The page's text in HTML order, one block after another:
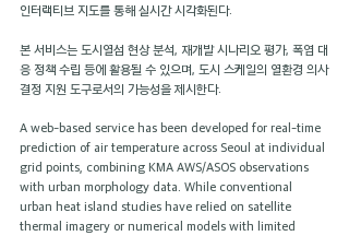
인터랙티브 지도를 통해 실시간 시각화된다.
본 서비스는 도시열섬 현상 분석, 재개발 시나리오 평가, 폭염 대
응 정책 수립 등에 활용될 수 있으며, 도시 스케일의 열환경 의사
결정 지원 도구로서의 가능성을 제시한다.
A web-based service has been developed for real-time
prediction of air temperature across Seoul at individual
grid points, combining KMA AWS/ASOS observations
with urban morphology data. While conventional
urban heat island studies have relied on satellite
thermal imagery or numerical models with limited